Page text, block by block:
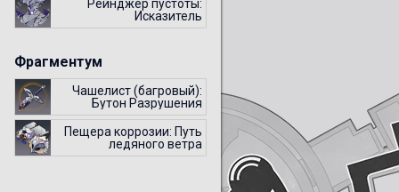
Рейнджер пустоты:
Исказитель
Фрагментум
Чашелист (багровый):
Бутон Разрушения
Пещера коррозии: Путь
ледяного ветра